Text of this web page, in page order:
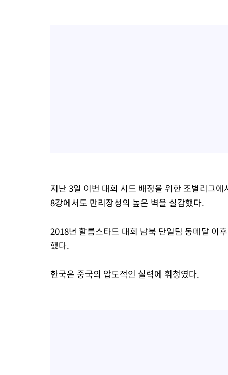
지난 3일 이번 대회 시드 배정을 위한 조별리그
8강에서도 만리장성의 높은 벽을 실감했다.
2018년 할름스타드 대회 남북 단일팀 동메달 이
했다.
한국은 중국의 압도적인 실력에 휘청였다.